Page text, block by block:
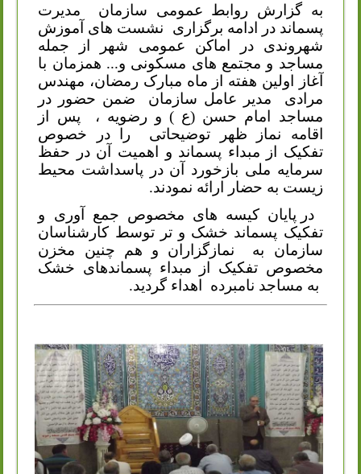
به گزارش روابط عمومی سازمان
مدیرت
پسماند در ادامه برگزاری
نشست های آموزش
شهروندی در اماکن عمومی شهر از جمله
مساجد و مجتمع های مسکونی و... همزمان با
آغاز اولین هفته از ماه مبارک رمضان، مهندس
مرادی
مدیر عامل سازمان
ضمن حضور در
مساجد امام حسن (ع ) و رضویه ،
پس از
اقامه نماز ظهر توضیحاتی
را در خصوص
تفکیک از مبداء پسماند و اهمیت آن در حفظ
سرمایه ملی بازخورد آن در پاسداشت محیط
زیست به حضار ارائه نمودند.
در پایان کیسه های مخصوص جمع آوری و
تفکیک پسماند خشک و تر توسط کارشناسان
سازمان به
نمازگزاران و هم چنین مخزن
مخصوص تفکیک از مبداء پسماندهای خشک
به مساجد نامبرده اهداء گردید.